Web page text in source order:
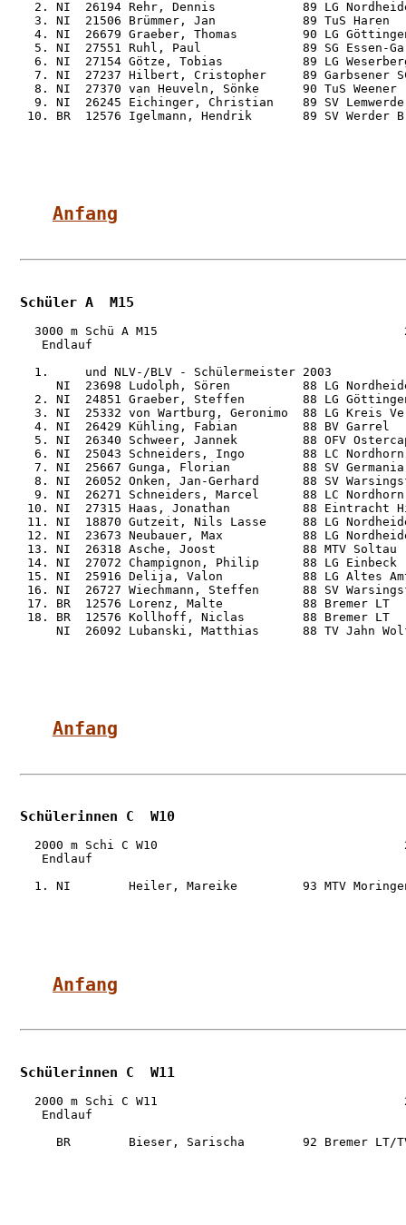
2. NI  26194 Rehr, Dennis            89 LG
3. NI  21506 Brümmer, Jan            89 TuS Haren
4. NI  26679 Graeber, Thomas         90 LG
5. NI  27551 Ruhl, Paul              89 SG Essen-
6. NI  27154 Götze, Tobias           89 LG
7. NI  27237 Hilbert, Cristopher     89 Garbsener
8. NI  27370 van Heuveln, Sönke      90 TuS Weener
9. NI  26245 Eichinger, Christian    89 SV
10. BR  12576 Igelmann, Hendrik       89 SV Werder
Anfang
Schüler A  M15
3000 m Schü A M15
   Endlauf
  1.     und NLV-/BLV - Schülermeister 2003
NI  23698 Ludolph, Sören          88 LG
2. NI  24851 Graeber, Steffen        88 LG
3. NI  25332 von Wartburg, Geronimo  88 LG Kreis
4. NI  26429 Kühling, Fabian         88 BV Garrel
5. NI  26340 Schweer, Jannek         88 OFV
6. NI  25043 Schneiders, Ingo        88 LC
7. NI  25667 Gunga, Florian          88 SV
8. NI  26052 Onken, Jan-Gerhard      88 SV
9. NI  26271 Schneiders, Marcel      88 LC
10. NI  27315 Haas, Jonathan          88 Eintracht
11. NI  18870 Gutzeit, Nils Lasse     88 LG
12. NI  23673 Neubauer, Max           88 LG
13. NI  26318 Asche, Joost            88 MTV
14. NI  27072 Champignon, Philip      88 LG
15. NI  25916 Delija, Valon           88 LG Altes
16. NI  26727 Wiechmann, Steffen      88 SV
17. BR  12576 Lorenz, Malte           88 Bremer
18. BR  12576 Kollhoff, Niclas        88 Bremer
NI  26092 Lubanski, Matthias      88 TV Jahn
Anfang
Schülerinnen C  W10
2000 m Schi C W10
   Endlauf
1. NI        Heiler, Mareike         93 MTV
Anfang
Schülerinnen C  W11
2000 m Schi C W11
   Endlauf
BR        Bieser, Sarischa        92 Bremer LT/